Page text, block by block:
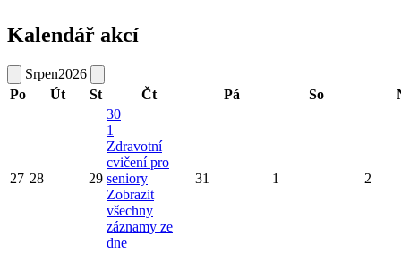
Kalendář akcí
Srpen2026
Po
Út St Čt Pá So
27 28 29
30
1
Zdravotní
cvičení pro
seniory
Zobrazit
všechny
záznamy ze
dne
31 1 2